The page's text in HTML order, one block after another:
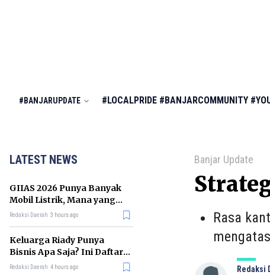
#BANJARUPDATE #LOCALPRIDE #BANJARCOMMUNITY
LATEST NEWS
GIIAS 2026 Punya Banyak
Mobil Listrik, Mana yang
Cocok untuk Gaji Rp10 Juta?
Redaksi Daerah 3 hours ago
Keluarga Riady Punya
Bisnis Apa Saja? Ini Daftar
Kerajaan Usahanya
Redaksi Daerah 4 hours ago
Banjar Update
Rasa
Redaksi